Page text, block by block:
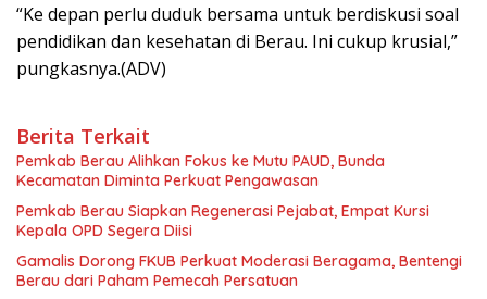
“Ke depan perlu duduk bersama untuk berdiskusi soal
pendidikan dan kesehatan di Berau. Ini cukup krusial,”
pungkasnya.(ADV)
Berita Terkait
Pemkab Berau Alihkan Fokus ke Mutu PAUD, Bunda
Kecamatan Diminta Perkuat Pengawasan
Pemkab Berau Siapkan Regenerasi Pejabat, Empat Kursi
Kepala OPD Segera Diisi
Gamalis Dorong FKUB Perkuat Moderasi Beragama, Bentengi
Berau dari Paham Pemecah Persatuan